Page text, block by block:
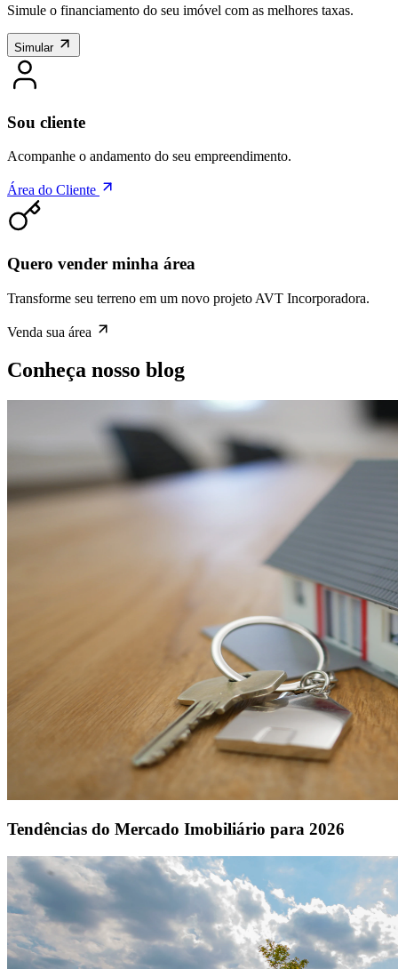
Simule o financiamento do seu imóvel com as melhores taxas.
Simular
Sou cliente
Acompanhe o andamento do seu empreendimento.
Área do Cliente
Quero vender minha área
Transforme seu terreno em um novo projeto AVT Incorporadora.
Venda sua área
Conheça nosso blog
Tendências do Mercado Imobiliário para 2026